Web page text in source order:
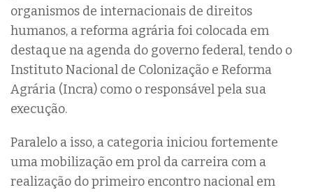
organismos de internacionais de direitos
humanos, a reforma agrária foi colocada em
destaque na agenda do governo federal, tendo o
Instituto Nacional de Colonização e Reforma
Agrária (Incra) como o responsável pela sua
execução.
Paralelo a isso, a categoria iniciou fortemente
uma mobilização em prol da carreira com a
realização do primeiro encontro nacional em